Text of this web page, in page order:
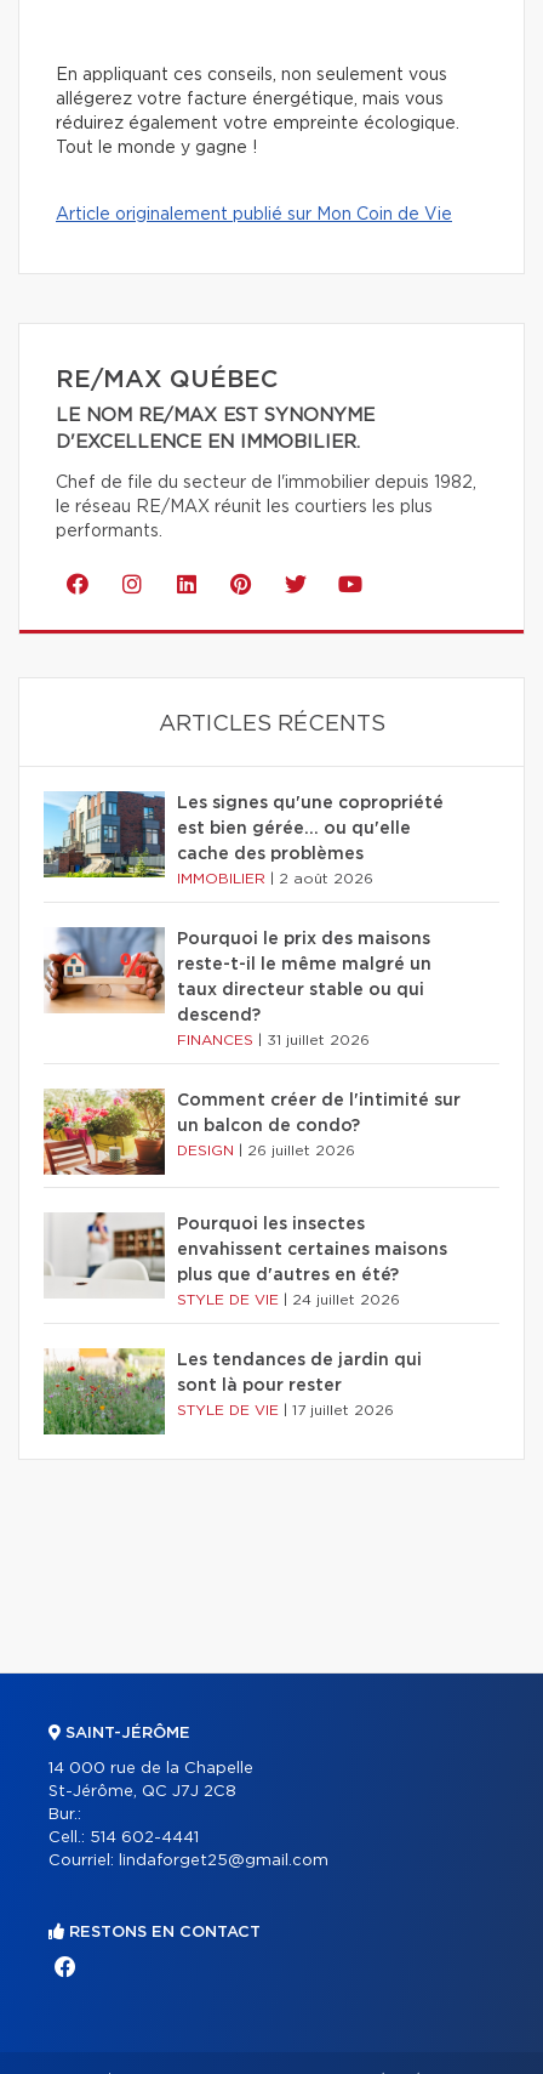
En appliquant ces conseils, non seulement vous
allégerez votre facture énergétique, mais vous
réduirez également votre empreinte écologique.
Tout le monde y gagne !
Article originalement publié sur Mon Coin de Vie
RE/MAX QUÉBEC
LE NOM RE/MAX EST SYNONYME
D'EXCELLENCE EN IMMOBILIER.
Chef de file du secteur de l'immobilier depuis 1982,
le réseau RE/MAX réunit les courtiers les plus
performants.
ARTICLES RÉCENTS
Les signes qu'une copropriété
est bien gérée… ou qu'elle
cache des problèmes
IMMOBILIER 2 août 2026
Pourquoi le prix des maisons
reste-t-il le même malgré un
taux directeur stable ou qui
descend?
FINANCES 31 juillet 2026
Comment créer de l'intimité sur
un balcon de condo?
DESIGN 26 juillet 2026
Pourquoi les insectes
envahissent certaines maisons
plus que d'autres en été?
STYLE DE VIE 24 juillet 2026
Les tendances de jardin qui
sont là pour rester
STYLE DE VIE 17 juillet 2026
SAINT-JÉRÔME
14 000 rue de la Chapelle
St-Jérôme, QC J7J 2C8
Bur.:
Cell.: 514 602-4441
Courriel:
lindaforget25@gmail.com
RESTONS EN CONTACT